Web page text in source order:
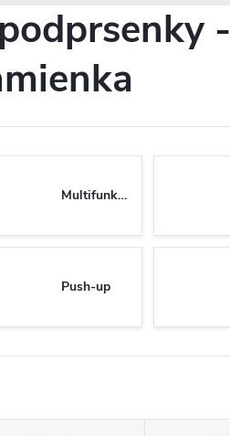
-
Multifunkčné
Push-up